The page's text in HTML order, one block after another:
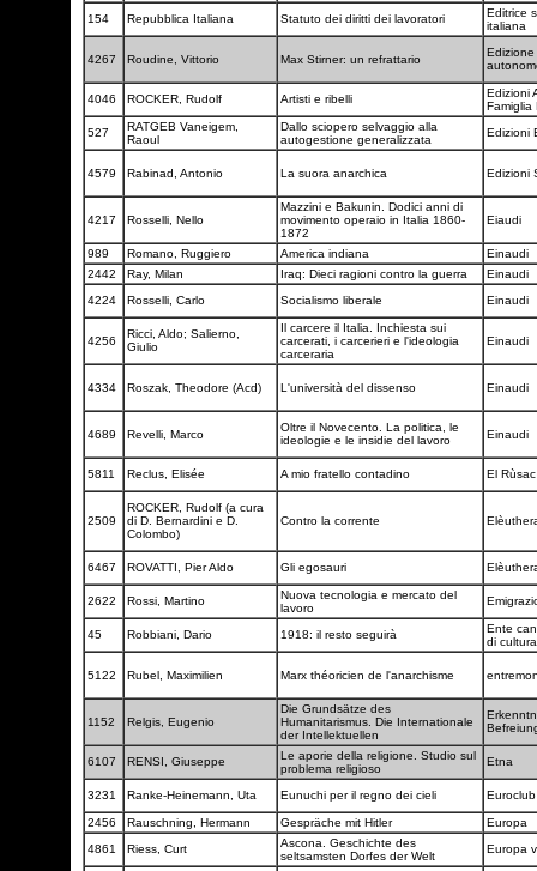
154
Repubblica Italiana Statuto dei diritti dei lavoratori
Editrice
italiana
4267 Roudine, Vittorio Max Stirner: un refrattario
4046 ROCKER, Rudolf Artisti e ribelli
Edizioni
Famiglia
527
RATGEB Vaneigem,
Raoul
Dallo sciopero selvaggio alla
autogestione generalizzata
Edizioni
4579 Rabinad, Antonio La suora anarchica Edizioni
4217 Rosselli, Nello
Mazzini e Bakunin. Dodici anni di
movimento operaio in Italia 1860-
1872
Eiaudi
989 Romano, Ruggiero America indiana
Einaudi
2442
Ray, Milan Iraq: Dieci ragioni contro la guerra
Einaudi
4224
Rosselli, Carlo Socialismo liberale Einaudi
4256
Ricci, Aldo; Salierno,
Giulio
Il carcere il Italia. Inchiesta sui
carcerati, i carcerieri e l'ideologia
carceraria
Einaudi
4334 Roszak, Theodore (Acd) L'università del dissenso Einaudi
4689 Revelli, Marco
Oltre il Novecento. La politica, le
ideologie e le insidie del lavoro
Einaudi
5811 Reclus, Elisée A mio fratello contadino El
2509
ROCKER, Rudolf (a cura
di D. Bernardini e D.
Colombo)
Contro la corrente
6467 ROVATTI, Pier Aldo Gli egosauri
2622 Rossi, Martino
Nuova tecnologia e mercato del
lavoro
45 Robbiani, Dario 1918: il resto seguirà
Ente
di
5122 Rubel, Maximilien Marx théoricien de l'anarchisme
1152 Relgis, Eugenio
Die Grundsätze des
Humanitarismus. Die Internationale
der Intellektuellen
6107 RENSI, Giuseppe
Le aporie della religione. Studio sul
problema religioso
Etna
3231 Ranke-Heinemann, Uta Eunuchi per il regno dei cieli
2456 Rauschning, Hermann Gespräche mit Hitler
Europa
4861
Riess, Curt
Ascona. Geschichte des
seltsamsten Dorfes der Welt
Europa